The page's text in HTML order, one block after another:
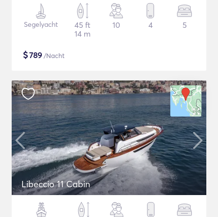
Segelyacht
45 ft
14 m
10 4 5
$789 /Nacht
Libeccio 11 Cabin